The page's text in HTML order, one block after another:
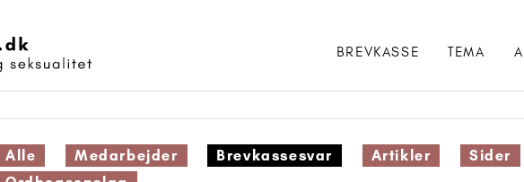
BREVKASSE TEMA
Alle Medarbejder Brevkassesvar Artikler
Sider